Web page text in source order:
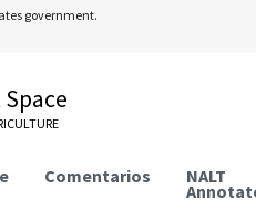
government.
Comentarios NALT